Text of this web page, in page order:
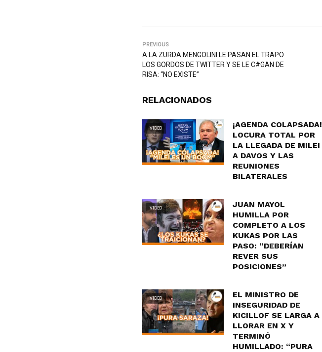
PREVIOUS
A LA ZURDA MENGOLINI LE PASAN EL TRAPO
LOS GORDOS DE TWITTER Y SE LE C#GAN DE
RISA: “NO EXISTE”
RELACIONADOS
VIDEO
¡AGENDA COLAPSADA!
LOCURA TOTAL POR
LA LLEGADA DE MILEI
A DAVOS Y LAS
REUNIONES
BILATERALES
VIDEO
JUAN MAYOL
HUMILLA POR
COMPLETO A LOS
KUKAS POR LAS
PASO: “DEBERÍAN
REVER SUS
POSICIONES”
VIDEO
EL MINISTRO DE
INSEGURIDAD DE
KICILLOF SE LARGA A
LLORAR EN X Y
TERMINÓ
HUMILLADO: “PURA